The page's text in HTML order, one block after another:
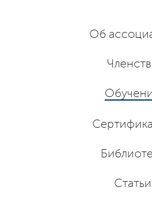
Об
Статьи